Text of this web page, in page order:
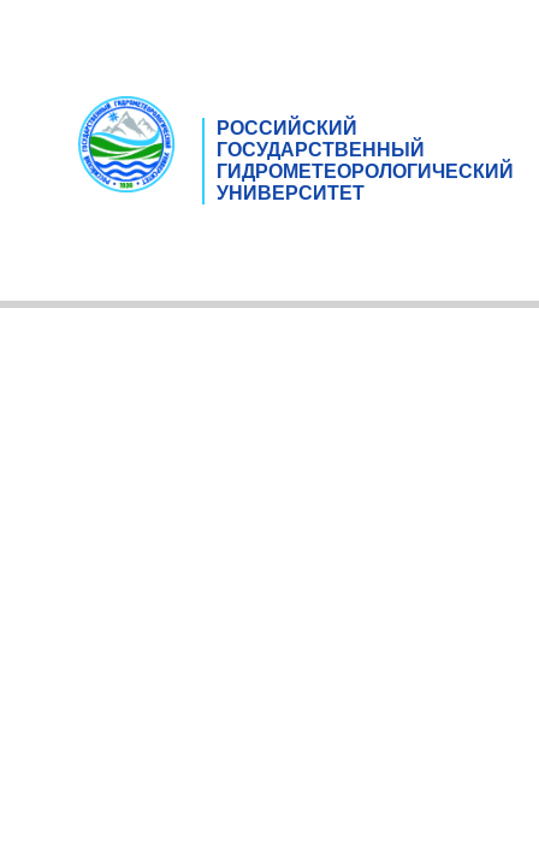
РОССИЙСКИЙ
ГОСУДАРСТВЕННЫЙ
ГИДРОМЕТЕОРОЛОГИЧЕСКИЙ
УНИВЕРСИТЕТ